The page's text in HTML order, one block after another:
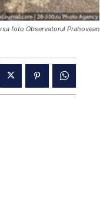
foto Observatorul Prahovean